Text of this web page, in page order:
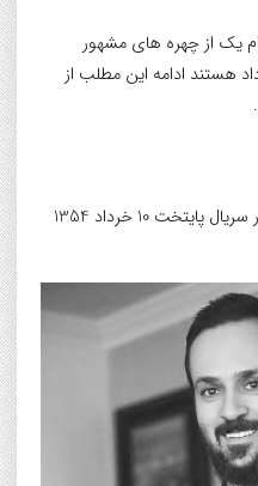
یک از چهره های مشهور
و درگذشته امروز 10 خرداد هستند ادامه این مطلب از
احمد مهران فر بازیگر نقش ارسطو در سریال پایتخت 10 خرداد 1354